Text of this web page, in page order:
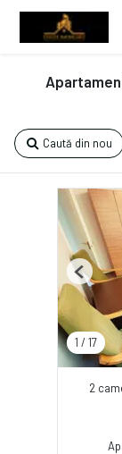
Caută din nou
1 / 17
Previous
2